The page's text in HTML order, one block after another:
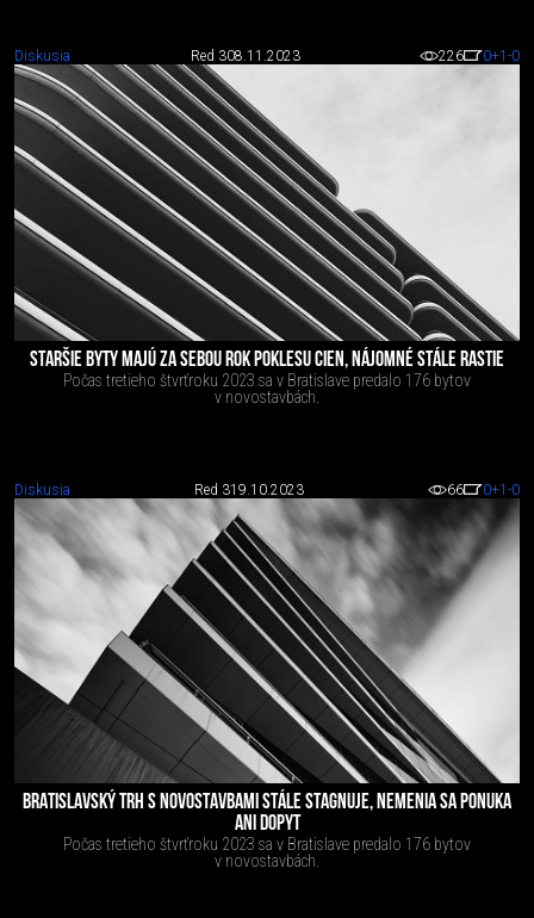
Diskusia Red 308.11.2023 226 0+1 -0
STARŠIE BYTY MAJÚ ZA SEBOU ROK POKLESU CIEN, NÁJOMNÉ STÁLE RASTIE
Počas tretieho štvrťroku 2023 sa v Bratislave predalo 176 bytov
v novostavbách.
Diskusia Red 319.10.2023 66 0+1 -0
BRATISLAVSKÝ TRH S NOVOSTAVBAMI STÁLE STAGNUJE, NEMENIA SA PONUKA
ANI DOPYT
Počas tretieho štvrťroku 2023 sa v Bratislave predalo 176 bytov
v novostavbách.